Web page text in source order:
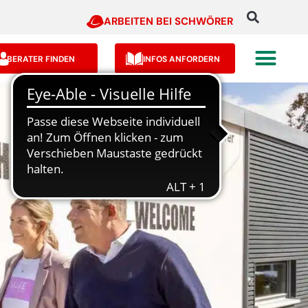
ARBEITEN BEI SCHWÖRER
BERATER FINDEN INFOS ANFORDERN